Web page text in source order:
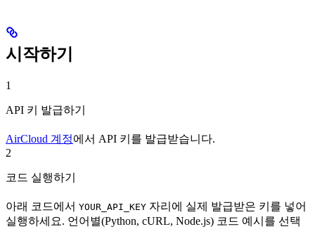
시작하기
1
API 키 발급하기
AirCloud 계정에서 API 키를 발급받습니다.
2
코드 실행하기
아래 코드에서 YOUR_API_KEY 자리에 실제 발급받은 키를 넣어
실행하세요. 언어별(Python, cURL, Node.js) 코드 예시를 선택